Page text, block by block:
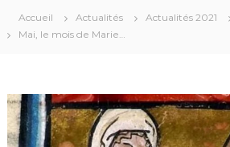
Accueil Actualités Actualités 2021
Mai, le mois de Marie…